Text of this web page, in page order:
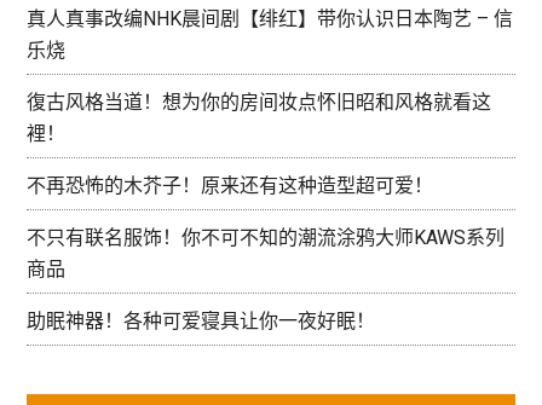
的
士
尼
真人真事改编NHK晨间剧【绯红】带你认识日本陶艺 – 信
乐烧
復古风格当道！想为你的房间妆点怀旧昭和风格就看这
裡！
不再恐怖的木芥子！原来还有这种造型超可爱！
不只有联名服饰！你不可不知的潮流涂鸦大师KAWS系列
商品
助眠神器！各种可爱寝具让你一夜好眠！